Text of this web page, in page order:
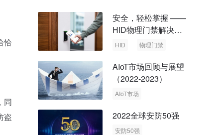
恰
同
盗
安全，轻松掌握 ——
HID物理门禁解决方
案，启动智慧安全新
HID 物理门禁
AIoT市场回顾与展望
（2022-2023）
AIoT市场
2022全球安防50强
安防50强